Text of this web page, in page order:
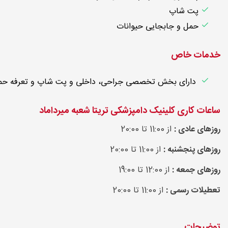
پت شاپ
حمل و جابجایی حیوانات
خدمات خاص
دارای بخش تخصصی جراحی، داخلی و پت شاپ و تعرفه
ساعات کاری کلینیک دامپزشکی تریتا شعبه میرداماد
روزهای عادی : از 11:00 تا 20:00
روزهای پنجشنبه : از 11:00 تا 20:00
روزهای جمعه : از 12:00 تا 19:00
تعطیلات رسمی : از 11:00 تا 20:00